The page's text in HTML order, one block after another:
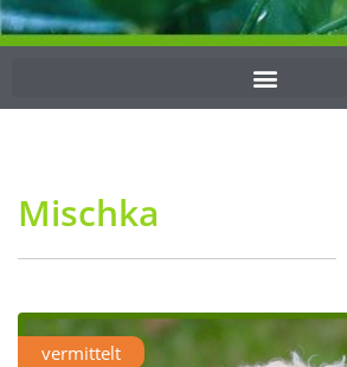
Mischka
vermittelt